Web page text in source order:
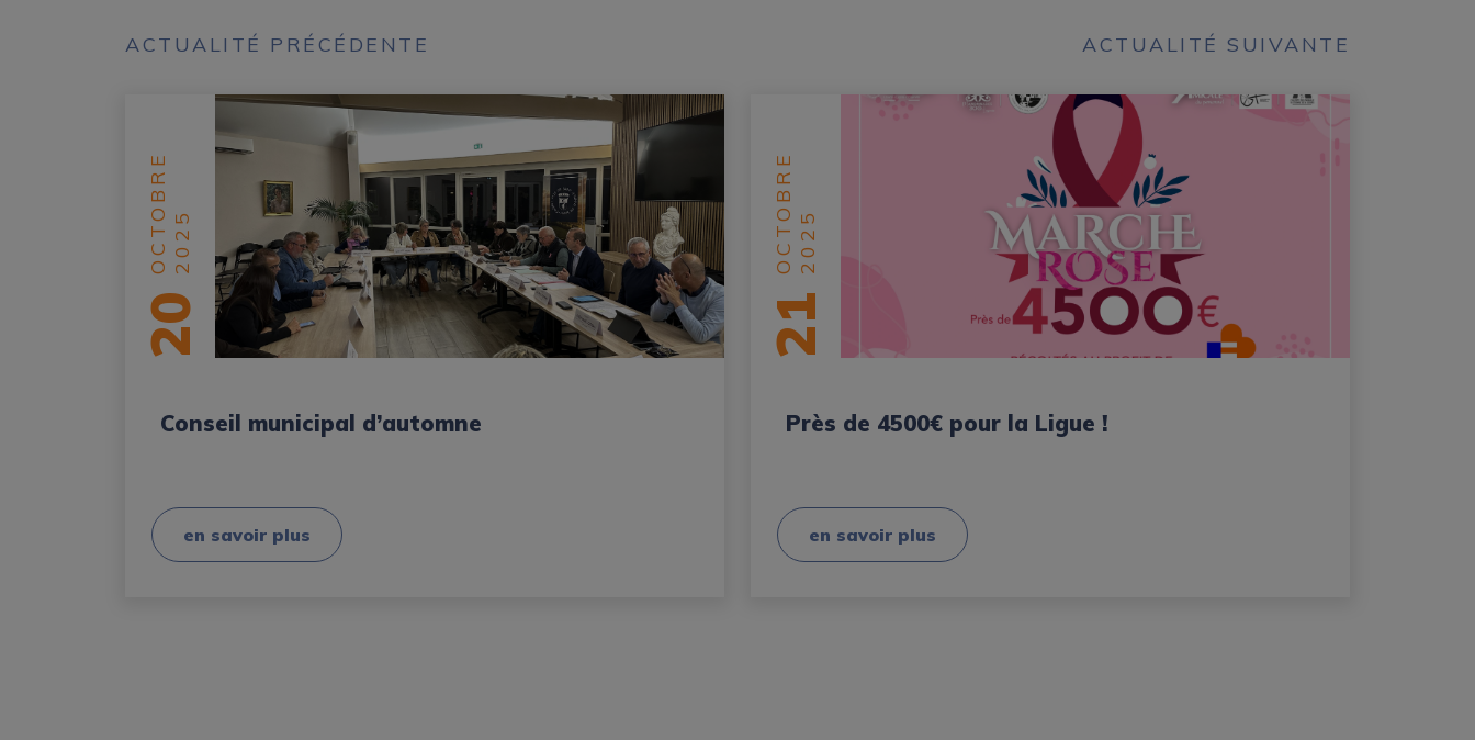
ACTUALITÉ PRÉCÉDENTE
20
OCTOBRE2025
Conseil municipal d’automne
en savoir plus
ACTUALITÉ SUIVANTE
21
OCTOBRE2025
Près de 4500€ pour la Ligue !
en savoir plus